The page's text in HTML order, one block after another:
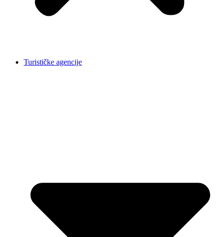
Turističke agencije